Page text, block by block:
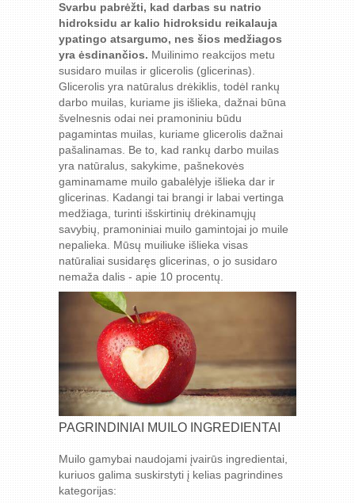
Svarbu pabrėžti, kad darbas su natrio
hidroksidu ar kalio hidroksidu reikalauja
ypatingo atsargumo, nes šios medžiagos
yra ėsdinančios. Muilinimo reakcijos metu
susidaro muilas ir glicerolis (glicerinas).
Glicerolis yra natūralus drėkiklis, todėl rankų
darbo muilas, kuriame jis išlieka, dažnai būna
švelnesnis odai nei pramoniniu būdu
pagamintas muilas, kuriame glicerolis dažnai
pašalinamas. Be to, kad rankų darbo muilas
yra natūralus, sakykime, pašnekovės
gaminamame muilo gabalėlyje išlieka dar ir
glicerinas. Kadangi tai brangi ir labai vertinga
medžiaga, turinti išskirtinių drėkinamųjų
savybių, pramoniniai muilo gamintojai jo muile
nepalieka. Mūsų muiliuke išlieka visas
natūraliai susidaręs glicerinas, o jo susidaro
nemaža dalis - apie 10 procentų.
PAGRINDINIAI MUILO INGREDIENTAI
Muilo gamybai naudojami įvairūs ingredientai,
kuriuos galima suskirstyti į kelias pagrindines
kategorijas: